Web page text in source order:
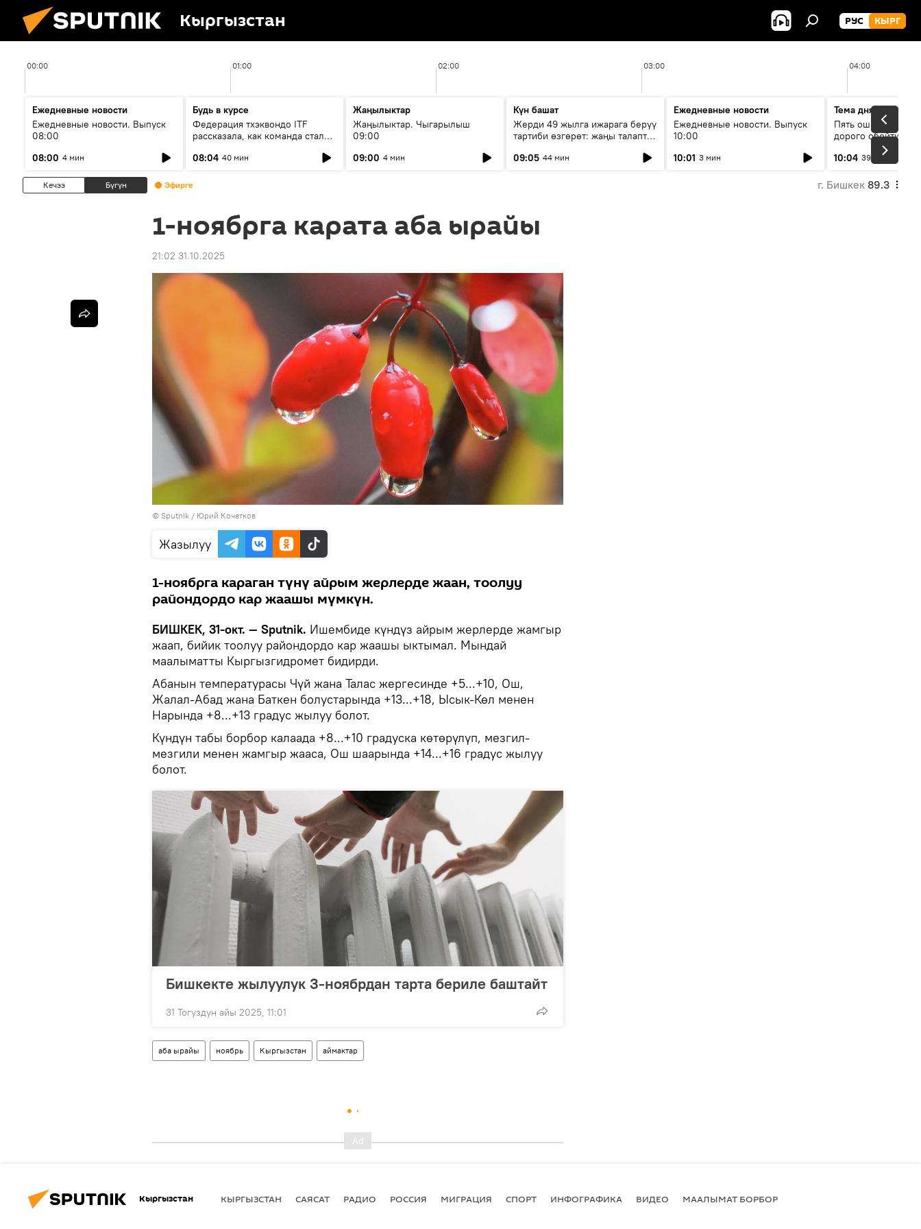
Кыргызстан РУС КЫРГ
00:00 01:00 02:00 03:00 04:00
Ежедневные новости
Ежедневные новости. Выпуск
08:00
08:00 4 мин
Будь в курсе
Федерация тхэквондо ITF
рассказала, как команда стала
08:04 40 мин
Жаңылыктар
Жаңылыктар. Чыгарылыш
09:00
09:00 4 мин
Күн башат
Жерди 49 жылга ижарага берүү
тартиби өзгөрөт: жаңы талаптар
09:05 44 мин
Ежедневные новости
Ежедневные новости. Выпуск
10:00
10:01 3 мин
Тема дня
Пять ошибок
дорого обойтись
10:04 39 мин
Кечээ Бүгүн Эфирге г. Бишкек 89.3
1-ноябрга карата аба ырайы
21:02 31.10.2025
© Sputnik / Юрий Кочетков
Жазылуу
1-ноябрга караган түнү айрым жерлерде жаан, тоолуу
райондордо кар жаашы мүмкүн.
БИШКЕК, 31-окт. — Sputnik. Ишембиде күндүз айрым жерлерде жамгыр
жаап, бийик тоолуу райондордо кар жаашы ыктымал. Мындай
маалыматты Кыргызгидромет бидирди.
Абанын температурасы Чүй жана Талас жергесинде +5...+10, Ош,
Жалал-Абад жана Баткен болустарында +13...+18, Ысык-Көл менен
Нарында +8...+13 градус жылуу болот.
Күндүн табы борбор калаада +8...+10 градуска көтөрүлүп, мезгил-
мезгили менен жамгыр жааса, Ош шаарында +14...+16 градус жылуу
болот.
Бишкекте жылуулук 3-ноябрдан тарта бериле баштайт
31 Тогуздун айы 2025, 11:01
аба ырайы ноябрь Кыргызстан аймактар
Кыргызстан КЫРГЫЗСТАН САЯСАТ РАДИО РОССИЯ МИГРАЦИЯ СПОРТ ИНФОГРАФИКА ВИДЕО МААЛЫМАТ БОРБОР